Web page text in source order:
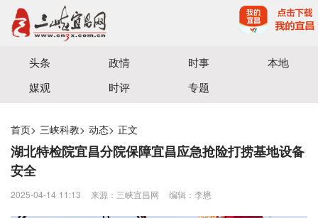
宜昌三峡融媒体中心主办
头条 政情 时事
本地
媒观
时评 专题
首页> 三峡科教> 动态> 正文
湖北特检院宜昌分院保障宜昌应急抢险打捞基地设备
安全
2025-04-14 11:13 来源：三峡宜昌网 编辑：李懋